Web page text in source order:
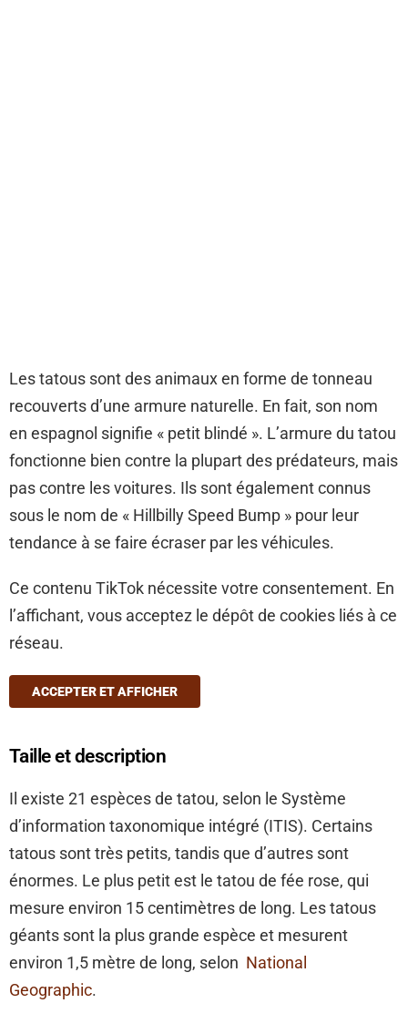
Les tatous sont des animaux en forme de tonneau
recouverts d’une armure naturelle. En fait, son nom
en espagnol signifie « petit blindé ». L’armure du tatou
fonctionne bien contre la plupart des prédateurs, mais
pas contre les voitures. Ils sont également connus
sous le nom de « Hillbilly Speed ​​Bump » pour leur
tendance à se faire écraser par les véhicules.
Ce contenu TikTok nécessite votre consentement. En
l’affichant, vous acceptez le dépôt de cookies liés à ce
réseau.
ACCEPTER ET AFFICHER
Taille et description
Il existe 21 espèces de tatou, selon le Système
d’information taxonomique intégré (ITIS). Certains
tatous sont très petits, tandis que d’autres sont
énormes. Le plus petit est le tatou de fée rose, qui
mesure environ 15 centimètres de long. Les tatous
géants sont la plus grande espèce et mesurent
environ 1,5 mètre de long, selon National
Geographic.